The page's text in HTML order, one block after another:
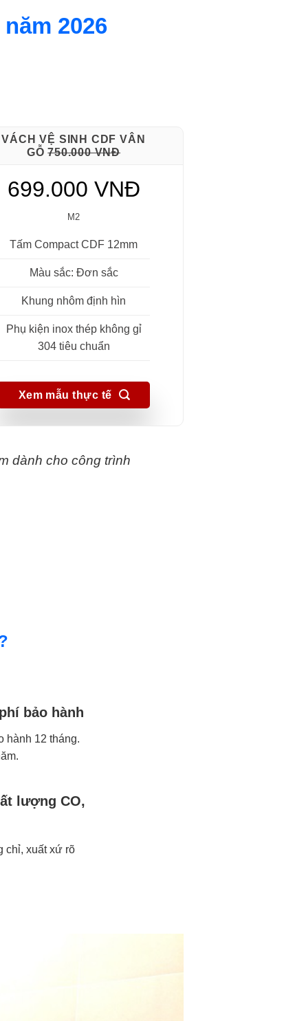
2026
VÁCH VỆ SINH CDF VÂN
GỖ750.000 VNĐ
699.000 VNĐ
M2
Tấm Compact CDF 12mm
Màu sắc: Đơn sắc
Khung nhôm định hìn
Phụ kiện inox thép không gỉ
304 tiêu chuẩn
Xem mẫu thực tế
dành cho công trình
bảo hành
hành 12 tháng.
lượng CO,
chỉ, xuất xứ rõ